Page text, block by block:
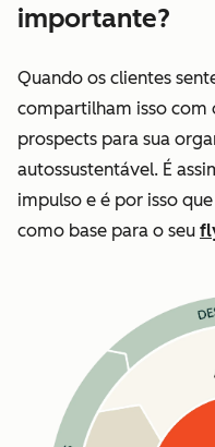
importante?
Quando os clientes
compartilham isso com
prospects para sua
autossustentável. É
impulso e é por isso
como base para o seu